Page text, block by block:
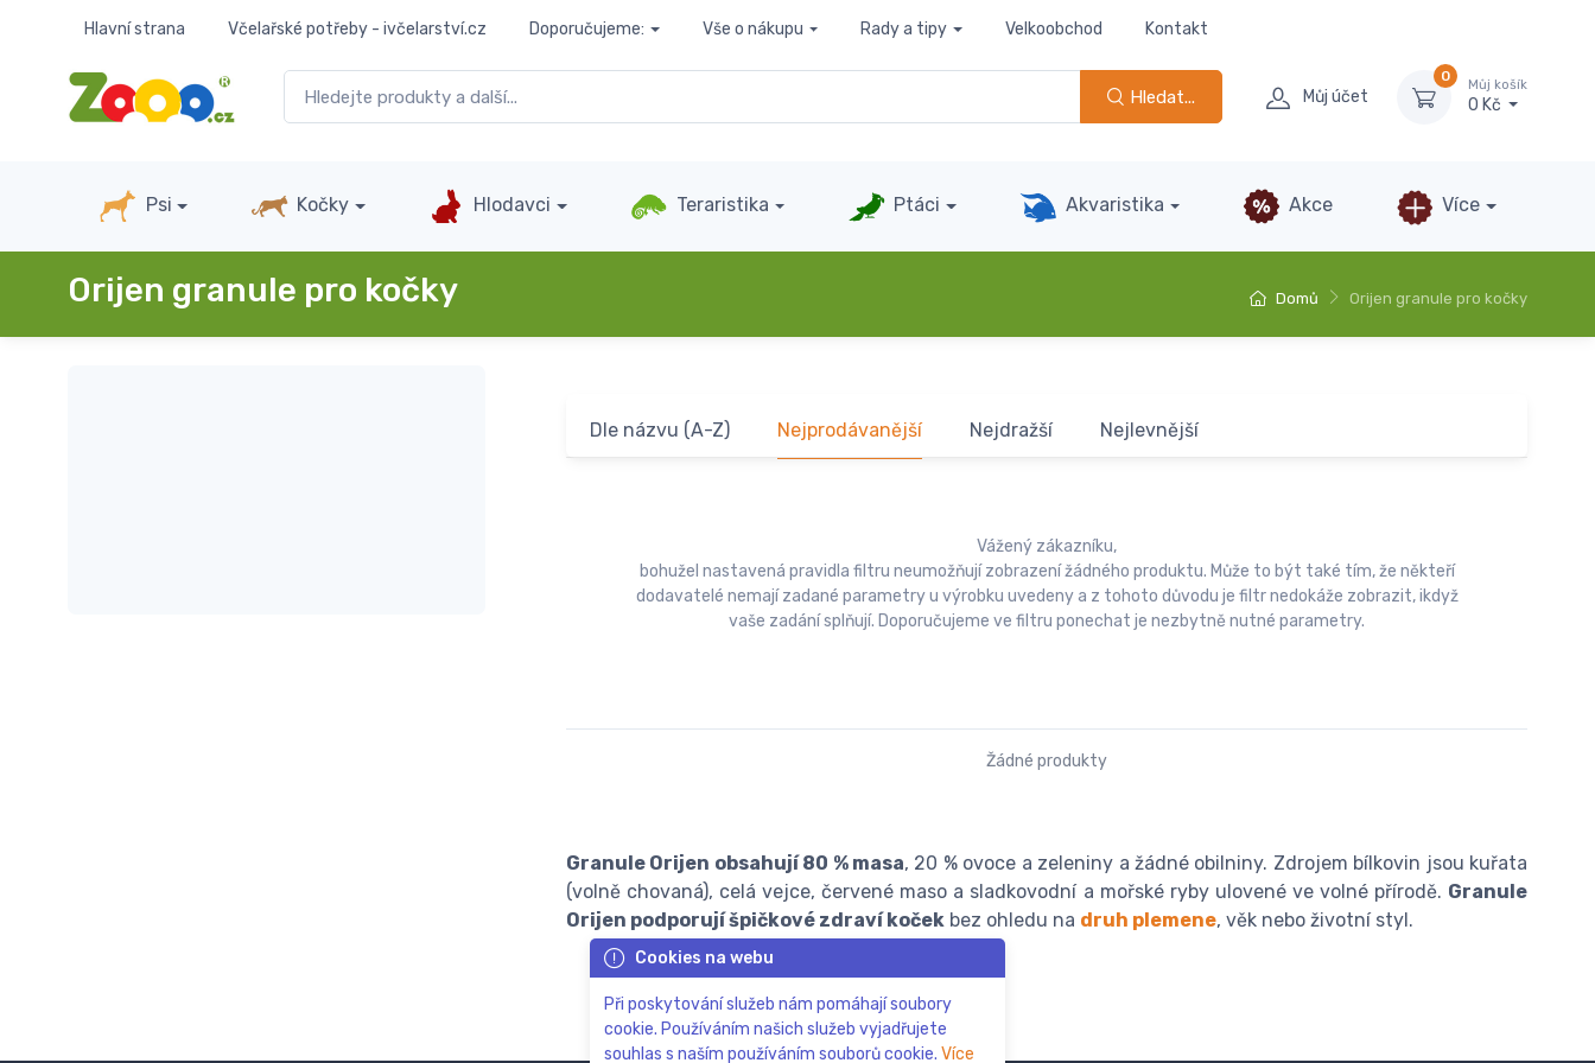
Hlavní strana Včelařské potřeby - ivčelarství.cz Doporučujeme: Vše o nákupu Rady a tipy Velkoobchod Kontakt
Hledat... Můj účet
0
Můj košík
0 Kč
Psi Kočky Hlodavci Teraristika Ptáci Akvaristika Akce Více
Domů Orijen granule pro kočky
Orijen granule pro kočky
Dle názvu (A-Z) Nejprodávanější Nejdražší Nejlevnější
Vážený zákazníku,
bohužel nastavená pravidla filtru neumožňují zobrazení žádného produktu. Může to být také tím, že někteří
dodavatelé nemají zadané parametry u výrobku uvedeny a z tohoto důvodu je filtr nedokáže zobrazit, ikdyž
vaše zadání splňují. Doporučujeme ve filtru ponechat je nezbytně nutné parametry.
Žádné produkty
Granule Orijen obsahují 80 % masa, 20 % ovoce a zeleniny a žádné obilniny. Zdrojem bílkovin jsou kuřata
(volně chovaná), celá vejce, červené maso a sladkovodní a mořské ryby ulovené ve volné přírodě. Granule
Orijen podporují špičkové zdraví koček bez ohledu na druh plemene, věk nebo životní styl.
Cookies na webu
Při poskytování služeb nám pomáhají soubory
cookie. Používáním našich služeb vyjadřujete
souhlas s naším používáním souborů cookie. Více